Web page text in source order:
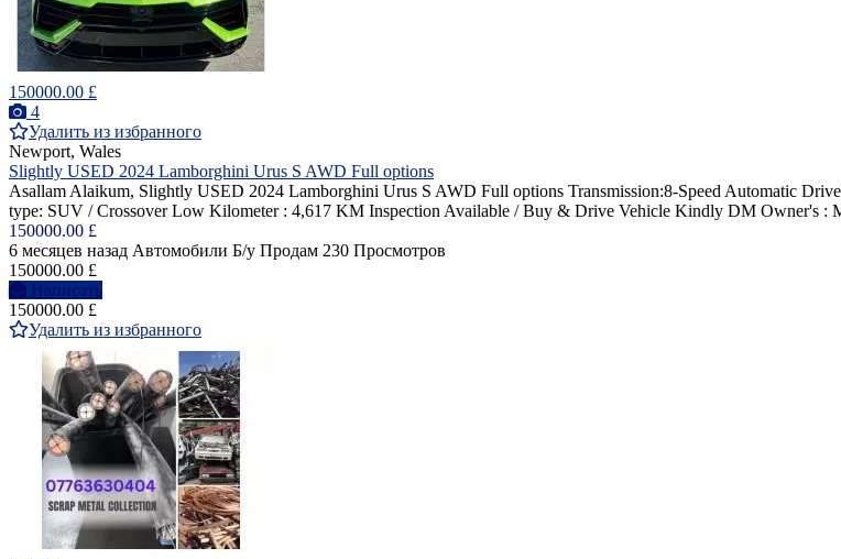
150000.00 £
4
Удалить из избранного
Newport, Wales
Slightly USED 2024 Lamborghini Urus S AWD Full options
Asallam Alaikum, Slightly USED 2024 Lamborghini Urus S AWD Full options Transmission:8-Speed Automatic
type: SUV / Crossover Low Kilometer : 4,617 KM Inspection Available / Buy & Drive Vehicle Kindly DM Owner's :
150000.00 £
6 месяцев назад Автомобили Б/у Продам 230 Просмотров
150000.00 £
Написать
150000.00 £
Удалить из избранного